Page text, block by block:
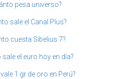
pesa universo?
sale el Canal Plus?
cuesta Sibelius 7?
sale el euro hoy en día?
1 gr de oro en Perú?